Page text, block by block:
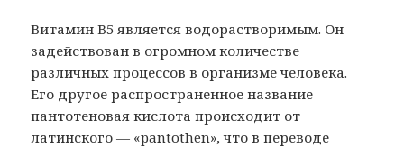
Витамин В5 является водорастворимым. Он
задействован в огромном количестве
различных процессов в организме человека.
Его другое распространенное название
пантотеновая кислота происходит от
латинского — «pantothen», что в переводе